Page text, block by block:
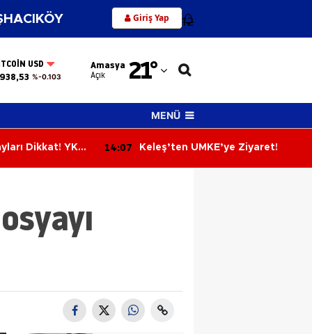
Giriş Yap 12
USD
%-0.103
Amasya
Açık 21°
Adana
Adıyaman
Ağrı
Amasya
Balıkesir
Bilecik
MENÜ
Dikkat! YKS
14:07 Keleş’ten UMKE’ye Ziyaret!